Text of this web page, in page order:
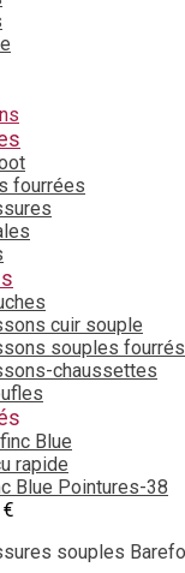
fourrées
cuir souple
souples fourrés
chaussettes
rapide
Blue Pointures-38
souples